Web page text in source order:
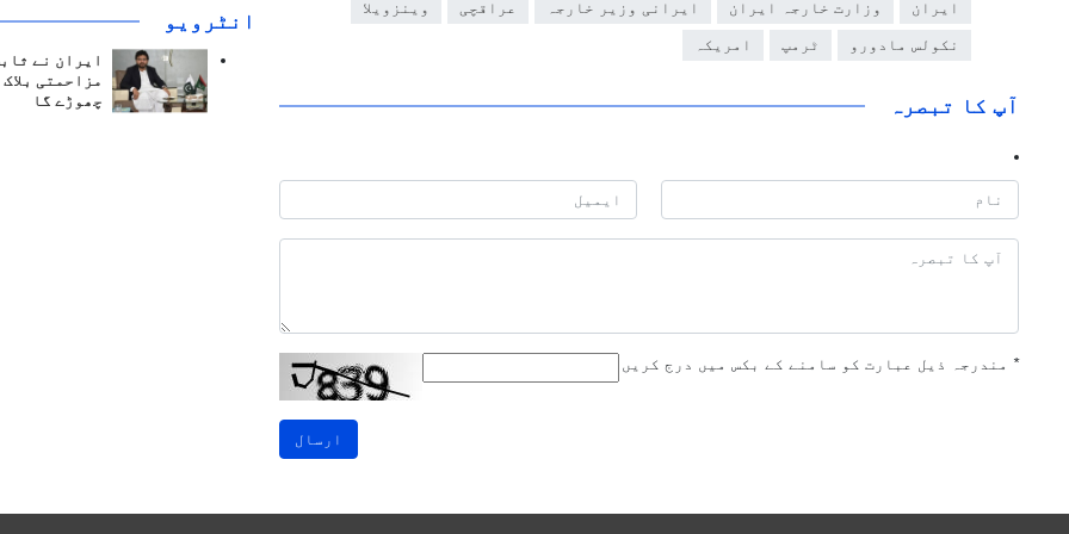
ایران وزارت خارجہ ایران ایرانی وزیر خارجہ عراقچی وینزویلا
نکولس مادورو ٹرمپ امریکہ
آپ کا تبصرہ
* مندرجہ ذیل عبارت کو سامنے کے بکس میں درج کریں
ارسال
انٹرويو
ایران نے
مزاحمتی
چھوڑے گا